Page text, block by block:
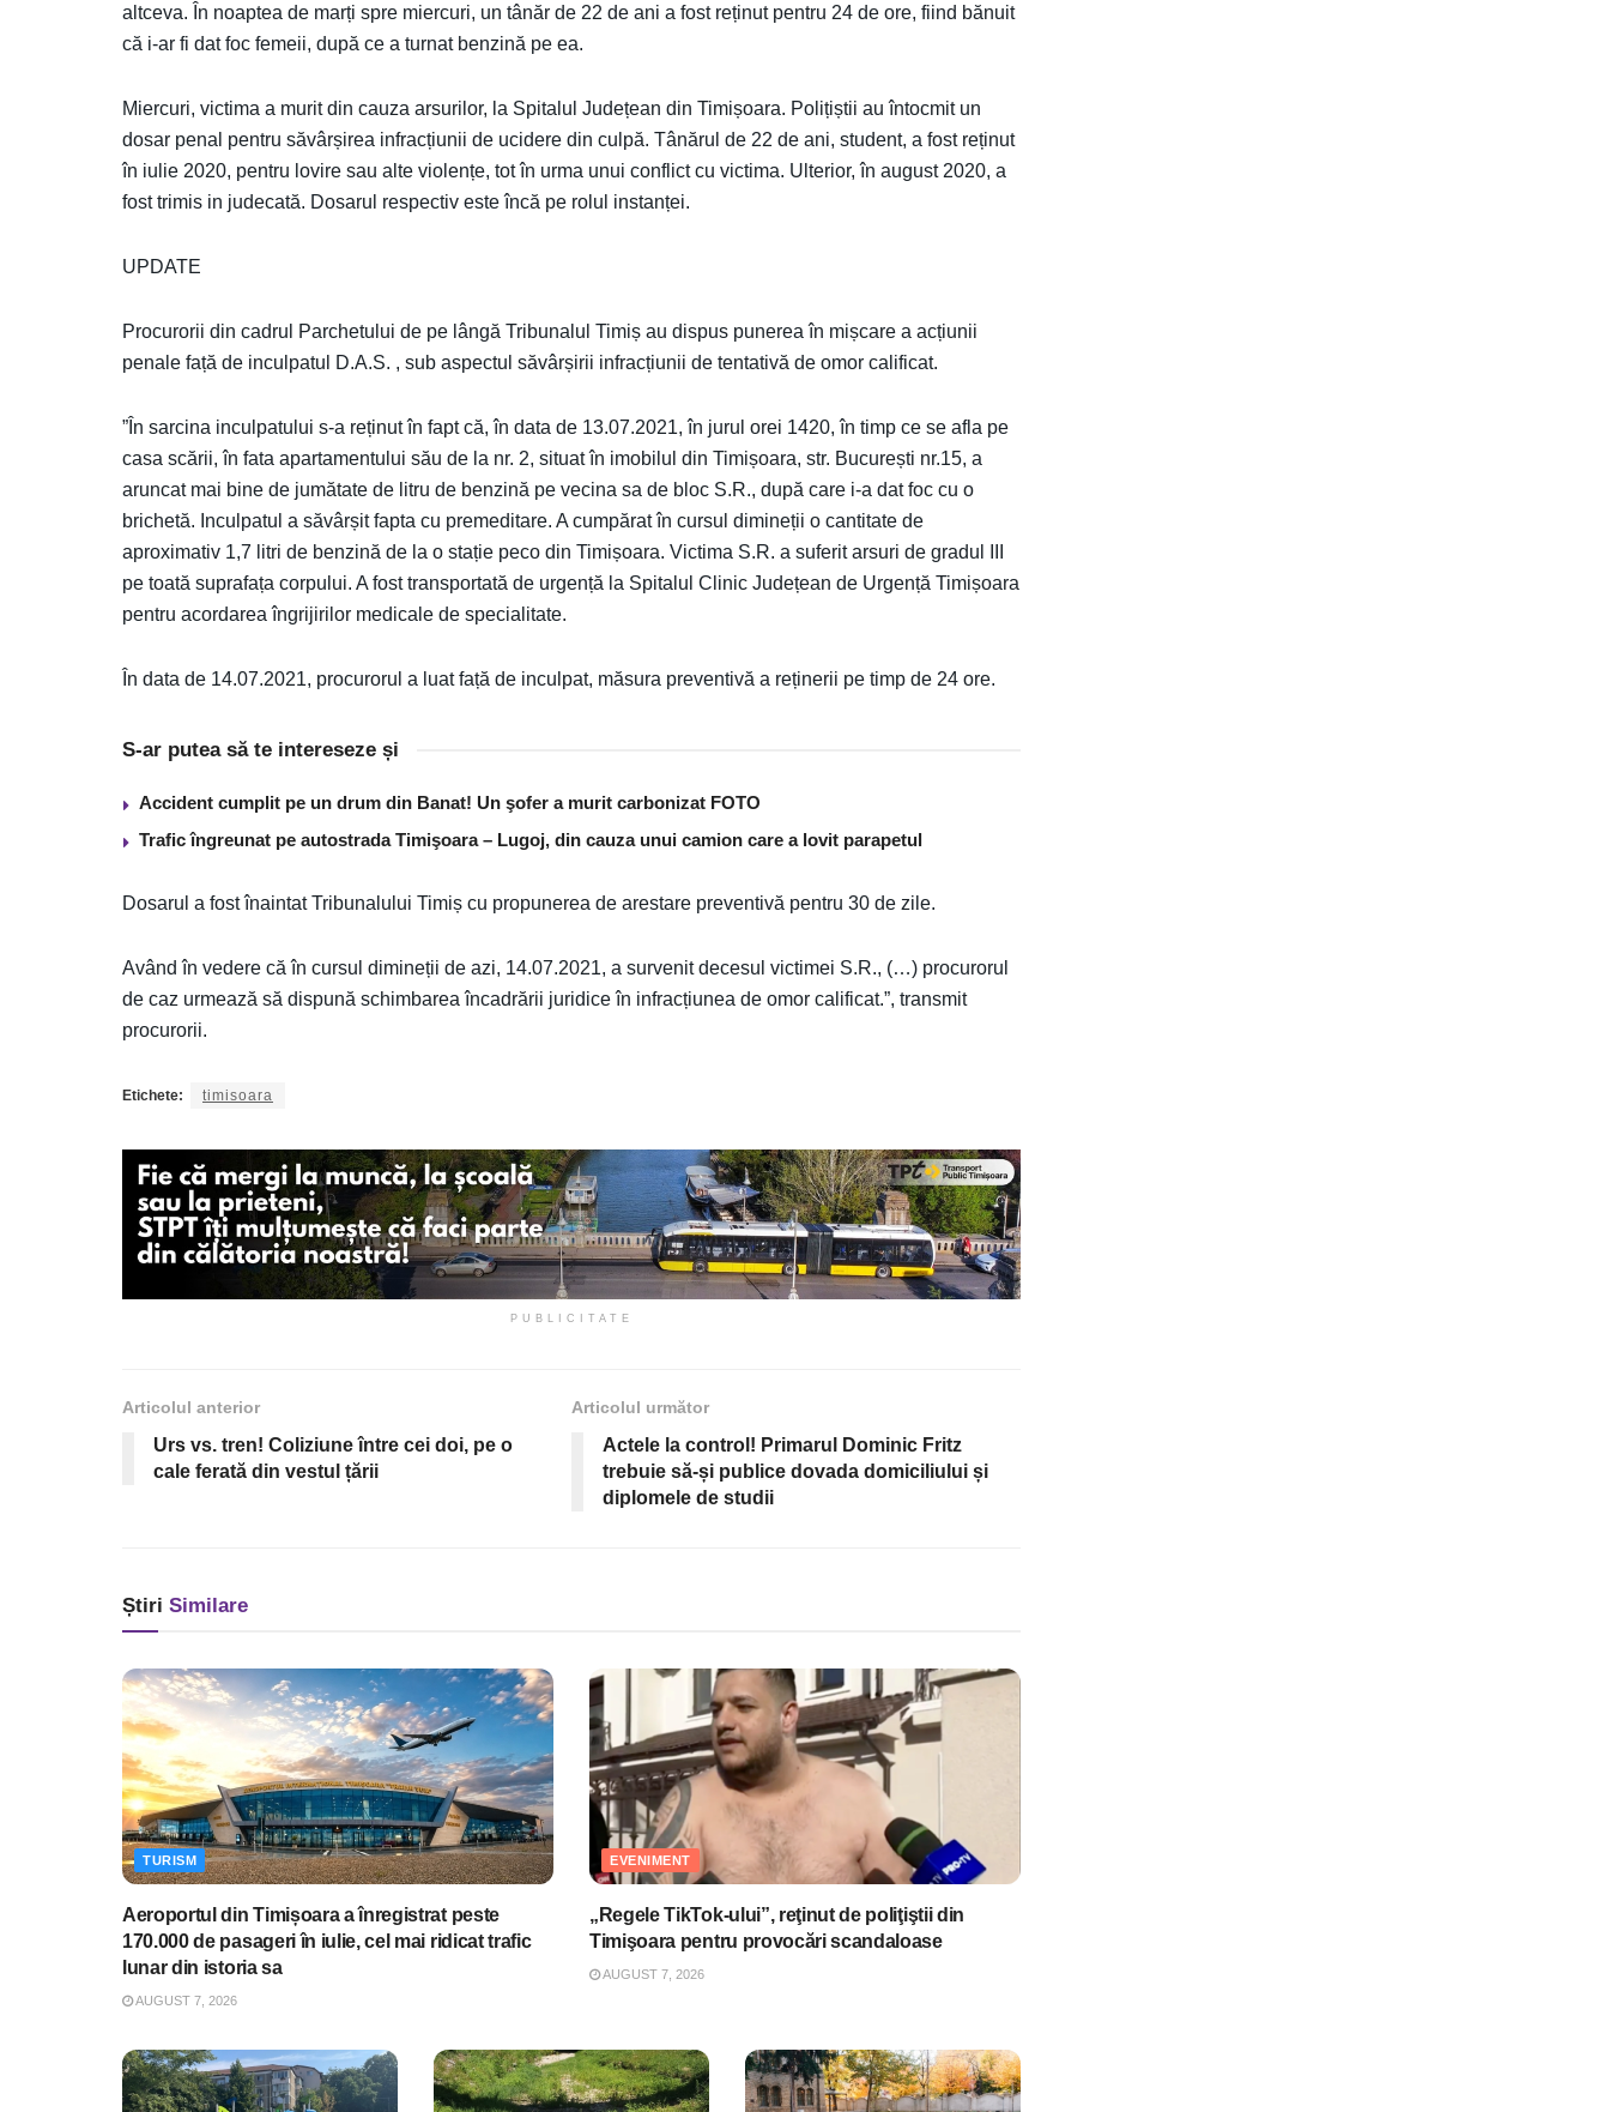
altceva. În noaptea de marți spre miercuri, un tânăr de 22 de ani a fost reținut pentru 24 de ore, fiind bănuit
că i-ar fi dat foc femeii, după ce a turnat benzină pe ea.
Miercuri, victima a murit din cauza arsurilor, la Spitalul Județean din Timișoara. Polițiștii au întocmit un
dosar penal pentru săvârșirea infracțiunii de ucidere din culpă. Tânărul de 22 de ani, student, a fost reținut
în iulie 2020, pentru lovire sau alte violențe, tot în urma unui conflict cu victima. Ulterior, în august 2020, a
fost trimis in judecată. Dosarul respectiv este încă pe rolul instanței.
UPDATE
Procurorii din cadrul Parchetului de pe lângă Tribunalul Timiș au dispus punerea în mișcare a acțiunii
penale față de inculpatul D.A.S. , sub aspectul săvârșirii infracțiunii de tentativă de omor calificat.
”În sarcina inculpatului s-a reținut în fapt că, în data de 13.07.2021, în jurul orei 1420, în timp ce se afla pe
casa scării, în fata apartamentului său de la nr. 2, situat în imobilul din Timișoara, str. București nr.15, a
aruncat mai bine de jumătate de litru de benzină pe vecina sa de bloc S.R., după care i-a dat foc cu o
brichetă. Inculpatul a săvârșit fapta cu premeditare. A cumpărat în cursul dimineții o cantitate de
aproximativ 1,7 litri de benzină de la o stație peco din Timișoara. Victima S.R. a suferit arsuri de gradul III
pe toată suprafața corpului. A fost transportată de urgență la Spitalul Clinic Județean de Urgență Timișoara
pentru acordarea îngrijirilor medicale de specialitate.
În data de 14.07.2021, procurorul a luat față de inculpat, măsura preventivă a reținerii pe timp de 24 ore.
S-ar putea să te intereseze și
Accident cumplit pe un drum din Banat! Un şofer a murit carbonizat FOTO
Trafic îngreunat pe autostrada Timişoara – Lugoj, din cauza unui camion care a lovit parapetul
Dosarul a fost înaintat Tribunalului Timiș cu propunerea de arestare preventivă pentru 30 de zile.
Având în vedere că în cursul dimineții de azi, 14.07.2021, a survenit decesul victimei S.R., (…) procurorul
de caz urmează să dispună schimbarea încadrării juridice în infracțiunea de omor calificat.”, transmit
procurorii.
Etichete: timisoara
PUBLICITATE
Articolul anterior
Urs vs. tren! Coliziune între cei doi, pe o
cale ferată din vestul țării
Articolul următor
Actele la control! Primarul Dominic Fritz
trebuie să-și publice dovada domiciliului și
diplomele de studii
Știri Similare
TURISM
Aeroportul din Timișoara a înregistrat peste
170.000 de pasageri în iulie, cel mai ridicat trafic
lunar din istoria sa
AUGUST 7, 2026
EVENIMENT
„Regele TikTok-ului”, reţinut de poliţiştii din
Timişoara pentru provocări scandaloase
AUGUST 7, 2026